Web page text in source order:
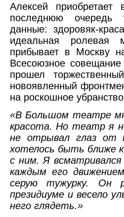
Алексей приобретает
последнюю очередь
данные: здоровяк-
идеальная
прибывает в Москву
Всесоюзное
прошел
новоявленный
на роскошное
«В Большом театре
красота. Но театр я
не отрывал глаз от
хотелось быть ближе
с ним. Я
каждым его
серую тужурку. Он
президиуме и весело
него глядеть.»